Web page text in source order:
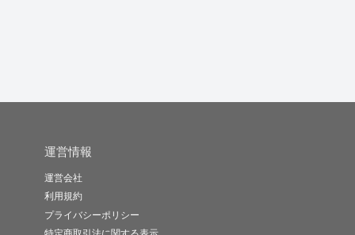
運営情報
運営会社
利用規約
プライバシーポリシー